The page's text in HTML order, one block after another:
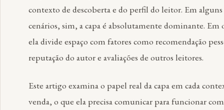
contexto de descoberta e do perfil do leitor. Em alguns
cenários, sim, a capa é absolutamente dominante. Em
ela divide espaço com fatores como recomendação
reputação do autor e avaliações de outros leitores.
Este artigo examina o papel real da capa em cada
venda, o que ela precisa comunicar para funcionar